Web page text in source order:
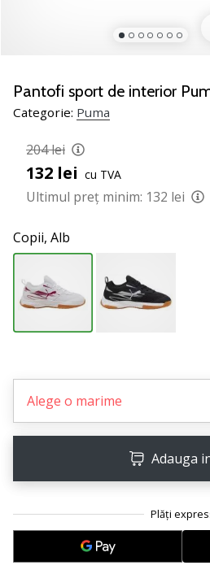
un
fan
al
ca
și
noi?
nouă
Ambasador
al
Afiseaza
toate
articolele
Pantofi sport de interior
Categorie: Puma
204 lei
132 lei cu TVA
Ultimul preț minim: 132 lei
Copii, Alb
Alege o marime
Adauga